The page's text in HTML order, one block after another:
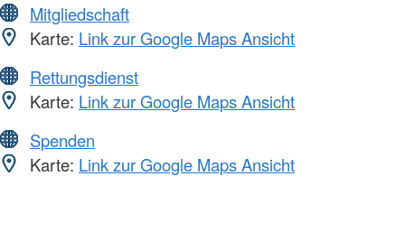
Mitgliedschaft
Karte: Link zur Google Maps Ansicht
Rettungsdienst
Karte: Link zur Google Maps Ansicht
Spenden
Karte: Link zur Google Maps Ansicht